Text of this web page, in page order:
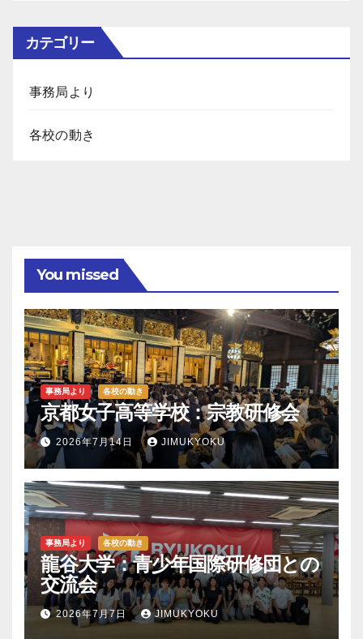
カテゴリー
事務局より
各校の動き
You missed
事務局より 各校の動き
京都女子高等学校：宗教研修会
2026年7月14日 JIMUKYOKU
事務局より 各校の動き
龍谷大学：青少年国際研修団との
交流会
2026年7月7日 JIMUKYOKU